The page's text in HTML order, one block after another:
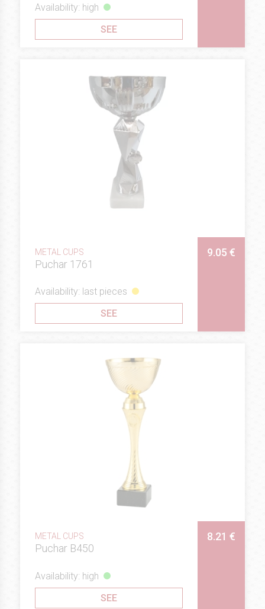
Availability: high
SEE
METAL CUPS
Puchar 1761
9.05 €
Availability: last pieces
SEE
METAL CUPS
Puchar B450
8.21 €
Availability: high
SEE